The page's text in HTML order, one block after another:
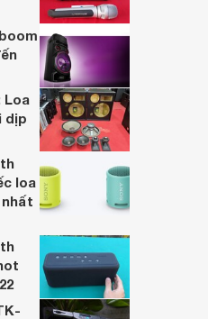
Dbacoustic Infinity
đ
Loa
dịp
loa